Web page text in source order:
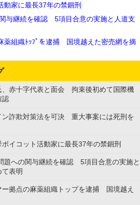
動家に最長37年の禁錮刑
関与継続を確認 5項目合意の実施と人道支
薬組織ﾄｯﾌﾟを逮捕 国境越えた密売網を摘
、赤十字代表と面会 拘束後初めて国際機
認
ン詐欺対策法を可決 重大事案には死刑を
イコット活動家に最長37年の禁錮刑
題への関与継続を確認 5項目合意の実施と
表明
ー拠点の麻薬組織トップを逮捕 国境越え